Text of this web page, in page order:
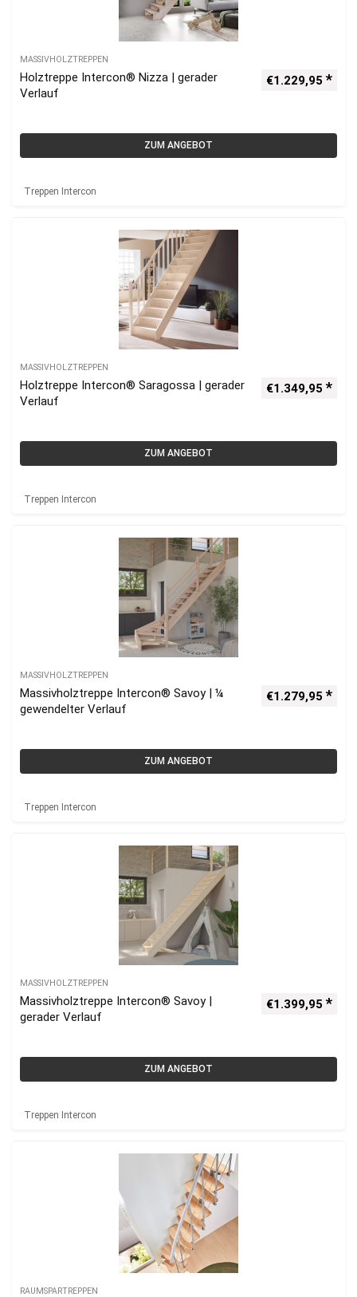
MASSIVHOLZTREPPEN
Holztreppe Intercon® Nizza | gerader
Verlauf
€1.229,95
ZUM ANGEBOT
Treppen Intercon
MASSIVHOLZTREPPEN
Holztreppe Intercon® Saragossa | gerader
Verlauf
€1.349,95
ZUM ANGEBOT
Treppen Intercon
MASSIVHOLZTREPPEN
Massivholztreppe Intercon® Savoy | ¼
gewendelter Verlauf
€1.279,95
ZUM ANGEBOT
Treppen Intercon
MASSIVHOLZTREPPEN
Massivholztreppe Intercon® Savoy |
gerader Verlauf
€1.399,95
ZUM ANGEBOT
Treppen Intercon
RAUMSPARTREPPEN